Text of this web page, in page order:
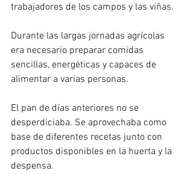
trabajadores de los campos y las viñas.
Durante las largas jornadas agrícolas
era necesario preparar comidas
sencillas, energéticas y capaces de
alimentar a varias personas.
El pan de días anteriores no se
desperdiciaba. Se aprovechaba como
base de diferentes recetas junto con
productos disponibles en la huerta y la
despensa.